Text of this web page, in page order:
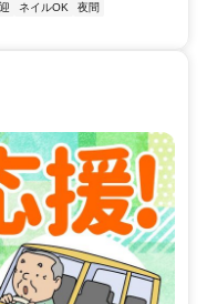
ネイルOK
夜間